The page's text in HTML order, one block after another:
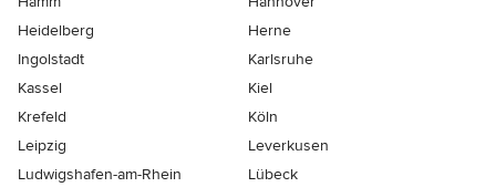
Heidelberg
Herne
Ingolstadt
Karlsruhe
Kassel
Kiel
Krefeld
Köln
Leipzig
Leverkusen
Ludwigshafen-am-Rhein
Lübeck